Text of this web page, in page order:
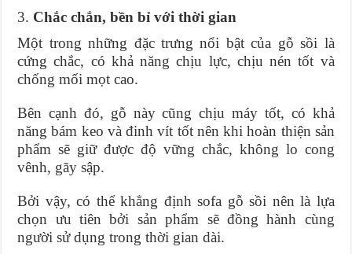
3. Chắc chắn, bền bỉ với thời gian
Một trong những đặc trưng nổi bật của gỗ sồi là
cứng chắc, có khả năng chịu lực, chịu nén tốt và
chống mối mọt cao.
Bên cạnh đó, gỗ này cũng chịu máy tốt, có khả
năng bám keo và đinh vít tốt nên khi hoàn thiện sản
phẩm sẽ giữ được độ vững chắc, không lo cong
vênh, gãy sập.
Bởi vậy, có thể khẳng định sofa gỗ sồi nên là lựa
chọn ưu tiên bởi sản phẩm sẽ đồng hành cùng
người sử dụng trong thời gian dài.